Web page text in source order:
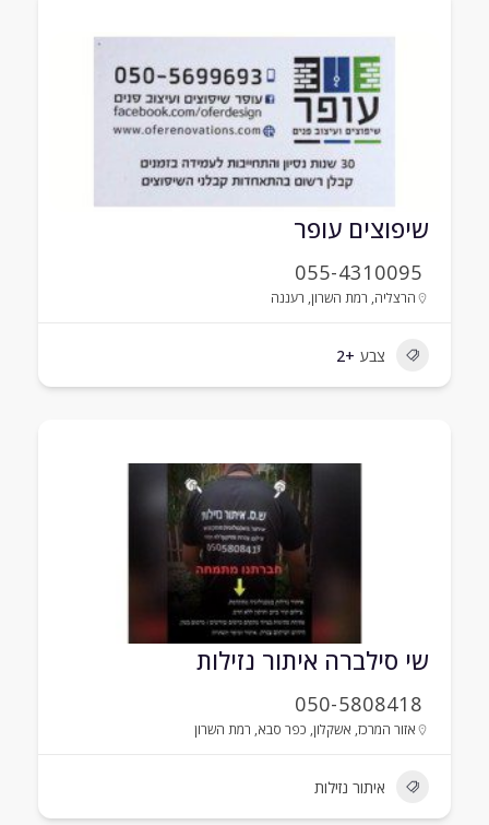
שיפוצים עופר
055-4310095
,רמת השרון,רעננה
צבע +2
שי סילברה איתור נזילות
050-5808418
אזור המרכז,אשקלון,כפר סבא ,רמת השרון
איתור נזילות